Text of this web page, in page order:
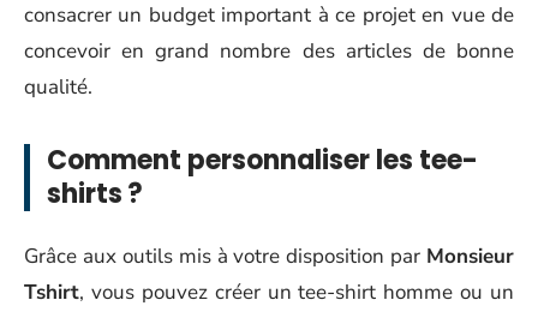
consacrer un budget important à ce projet en vue de
concevoir en grand nombre des articles de bonne
qualité.
Comment personnaliser les tee-
shirts ?
Grâce aux outils mis à votre disposition par Monsieur
Tshirt, vous pouvez créer un tee-shirt homme ou un